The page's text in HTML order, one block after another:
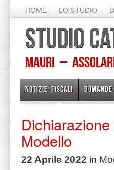
HOME LO STUDIO
STUDIO
Mauri – Assolari
NOTIZIE FISCALI
Modello
22 Aprile 2022 in